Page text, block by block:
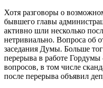
Хотя разговоры о
бывшего главы
активно шли несколько
нетривиально. Вопроса об
заседания Думы. Больше
перерыва в работе
вопросов, в том числе
после перерыва объявил